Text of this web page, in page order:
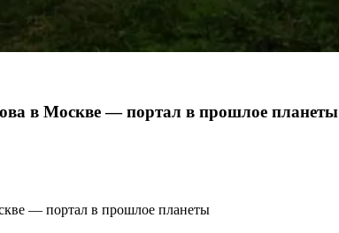
в Москве — портал в прошлое планеты